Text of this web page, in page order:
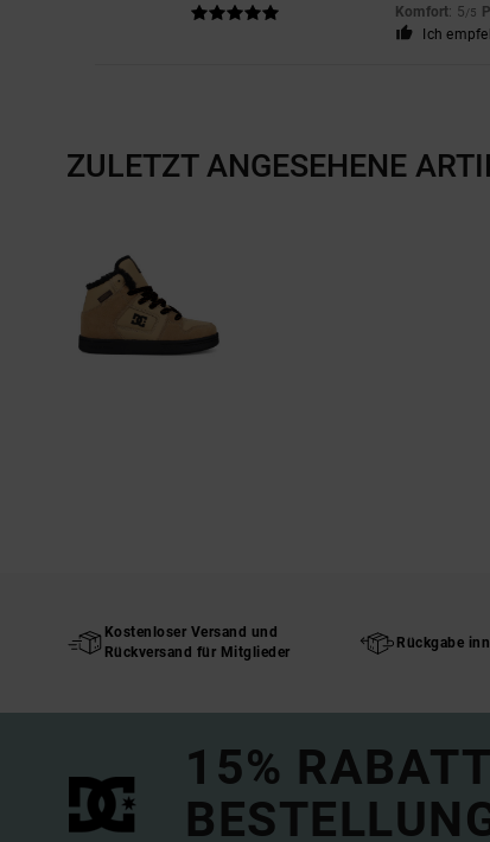
Komfort: 5/5
Ich
ZULETZT ANGESEHENE
Kostenloser Versand und
Rückversand für Mitglieder
Rückgabe
15%